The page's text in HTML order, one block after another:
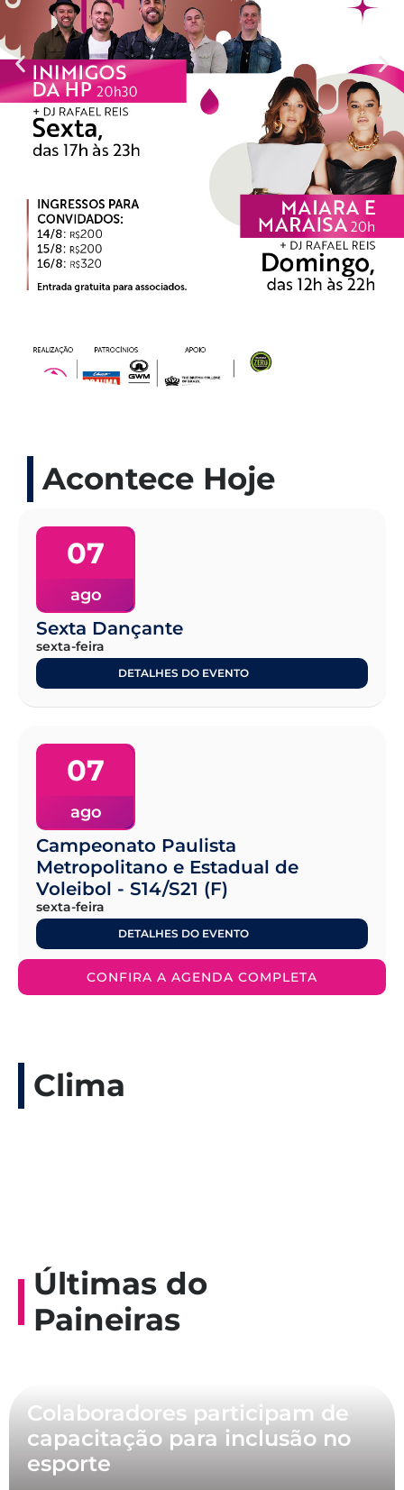
Acontece Hoje
07
ago
Sexta Dançante
sexta-feira
DETALHES DO EVENTO
07
ago
Campeonato Paulista
Metropolitano e Estadual de
Voleibol - S14/S21 (F)
sexta-feira
DETALHES DO EVENTO
CONFIRA A AGENDA COMPLETA
Clima
Últimas do
Paineiras
Colaboradores participam de
capacitação para inclusão no
esporte